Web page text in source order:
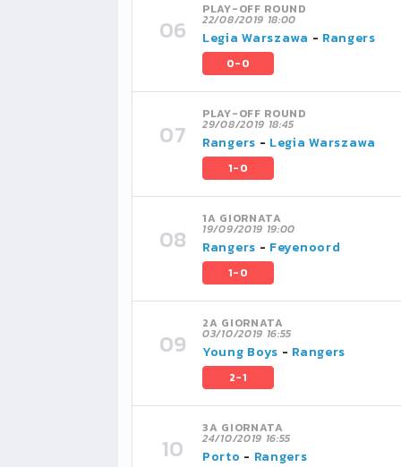
PLAY-OFF ROUND
22/08/2019 18:00
Legia Warszawa - Rangers
0-0
PLAY-OFF ROUND
29/08/2019 18:45
Rangers - Legia Warszawa
1-0
1A GIORNATA
19/09/2019 19:00
Rangers - Feyenoord
1-0
2A GIORNATA
03/10/2019 16:55
Young Boys - Rangers
2-1
3A GIORNATA
24/10/2019 16:55
Porto - Rangers